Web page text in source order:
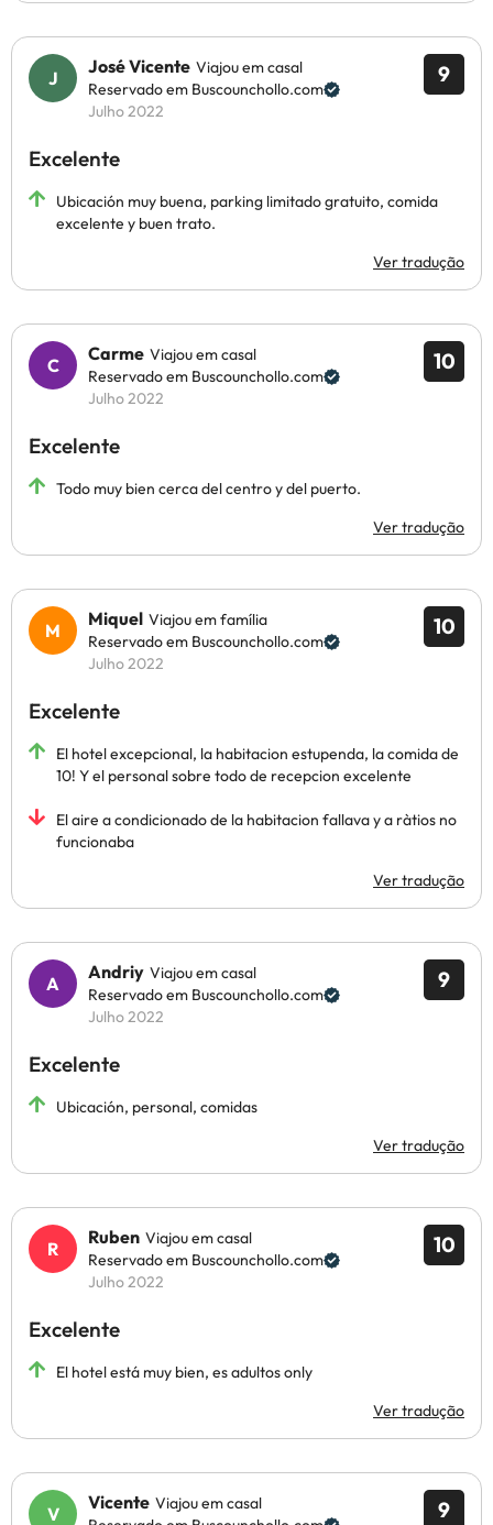
9
José Vicente Viajou em casal
Reservado em Buscounchollo.com
Julho 2022
Excelente
Ubicación muy buena, parking limitado gratuito, comida
excelente y buen trato.
Ver tradução
10
Carme Viajou em casal
Reservado em Buscounchollo.com
Julho 2022
Excelente
Todo muy bien cerca del centro y del puerto.
Ver tradução
10
Miquel Viajou em família
Reservado em Buscounchollo.com
Julho 2022
Excelente
El hotel excepcional, la habitacion estupenda, la comida de
10! Y el personal sobre todo de recepcion excelente
El aire a condicionado de la habitacion fallava y a ràtios no
funcionaba
Ver tradução
9
Andriy Viajou em casal
Reservado em Buscounchollo.com
Julho 2022
Excelente
Ubicación, personal, comidas
Ver tradução
10
Ruben Viajou em casal
Reservado em Buscounchollo.com
Julho 2022
Excelente
El hotel está muy bien, es adultos only
Ver tradução
9
Vicente Viajou em casal